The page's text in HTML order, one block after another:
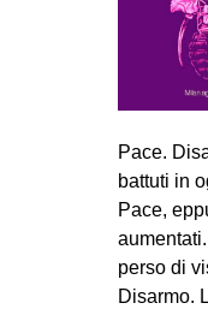
Pace.
battuti in
Pace,
perso di
Disarmo.